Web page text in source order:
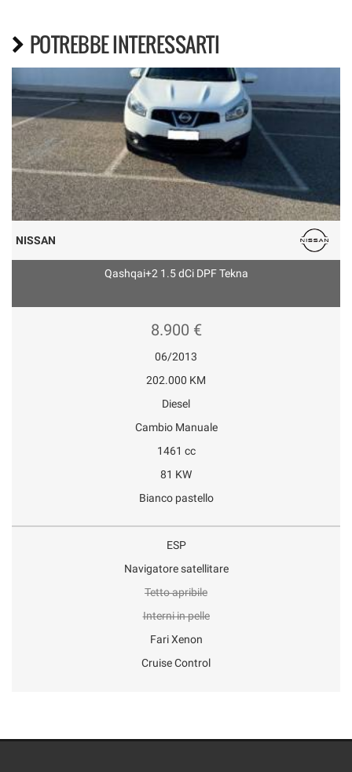
POTREBBE INTERESSARTI
NISSAN
Qashqai+2 1.5 dCi DPF Tekna
8.900 €
06/2013
202.000 KM
Diesel
Cambio Manuale
1461 cc
81 KW
Bianco pastello
ESP
Navigatore satellitare
Tetto apribile
Interni in pelle
Fari Xenon
Cruise Control